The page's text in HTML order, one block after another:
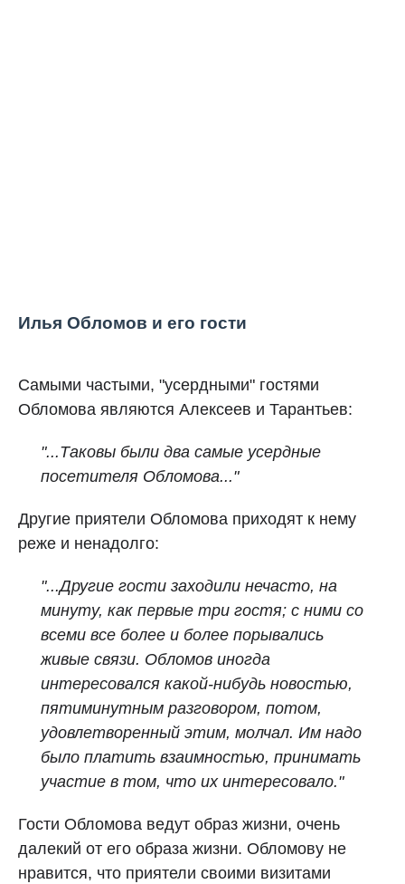
Илья Обломов и его гости
Самыми частыми, "усердными" гостями
Обломова являются Алексеев и Тарантьев:
"...Таковы были два самые усердные
посетителя Обломова..."
Другие приятели Обломова приходят к нему
реже и ненадолго:
"...Другие гости заходили нечасто, на
минуту, как первые три гостя; с ними со
всеми все более и более порывались
живые связи. Обломов иногда
интересовался какой-нибудь новостью,
пятиминутным разговором, потом,
удовлетворенный этим, молчал. Им надо
было платить взаимностью, принимать
участие в том, что их интересовало."
Гости Обломова ведут образ жизни, очень
далекий от его образа жизни. Обломову не
нравится, что приятели своими визитами